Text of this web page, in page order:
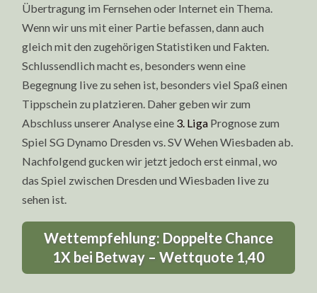
Übertragung im Fernsehen oder Internet ein Thema.
Wenn wir uns mit einer Partie befassen, dann auch
gleich mit den zugehörigen Statistiken und Fakten.
Schlussendlich macht es, besonders wenn eine
Begegnung live zu sehen ist, besonders viel Spaß einen
Tippschein zu platzieren. Daher geben wir zum
Abschluss unserer Analyse eine 3. Liga Prognose zum
Spiel SG Dynamo Dresden vs. SV Wehen Wiesbaden ab.
Nachfolgend gucken wir jetzt jedoch erst einmal, wo
das Spiel zwischen Dresden und Wiesbaden live zu
sehen ist.
Wettempfehlung: Doppelte Chance
1X bei Betway – Wettquote 1,40